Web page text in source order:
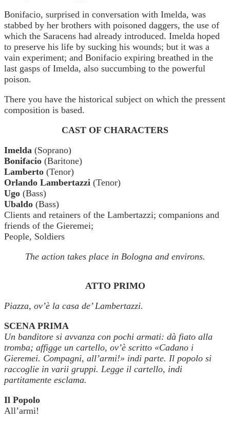
Bonifacio, surprised in conversation with Imelda, was
stabbed by her brothers with poisoned daggers, the use of
which the Saracens had already introduced. Imelda hoped
to preserve his life by sucking his wounds; but it was a
vain experiment; and Bonifacio expiring breathed in the
last gasps of Imelda, also succumbing to the powerful
poison.
There you have the historical subject on which the pressent
composition is based.
CAST OF CHARACTERS
Imelda (Soprano)
Bonifacio (Baritone)
Lamberto (Tenor)
Orlando Lambertazzi (Tenor)
Ugo (Bass)
Ubaldo (Bass)
Clients and retainers of the Lambertazzi; companions and
friends of the Gieremei;
People, Soldiers
The action takes place in Bologna and environs.
ATTO PRIMO
Piazza, ov’è la casa de’ Lambertazzi.
SCENA PRIMA
Un banditore si avvanza con pochi armati: dà fiato alla
tromba; affigge un cartello, ov’è scritto «Cadano i
Gieremei. Compagni, all’armi!» indi parte. Il popolo si
raccoglie in varii gruppi. Legge il cartello, indi
partitamente esclama.
Il Popolo
All’armi!